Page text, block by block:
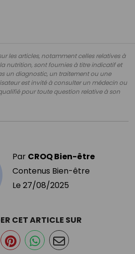
les articles, notamment celles relatives à
nutrition, sont fournies à titre indicatif et
un diagnostic, un traitement ou une
est invité à consulter un médecin ou
pour toute question relative à son
Par CROQ Bien-être
Contenus Bien-être
Le 27/08/2025
CET ARTICLE SUR